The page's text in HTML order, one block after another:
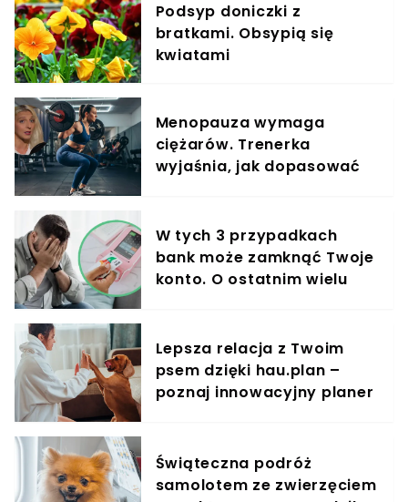
Podsyp doniczki z
bratkami. Obsypią się
kwiatami
Menopauza wymaga
ciężarów. Trenerka
wyjaśnia, jak dopasować
W tych 3 przypadkach
bank może zamknąć Twoje
konto. O ostatnim wielu
Lepsza relacja z Twoim
psem dzięki hau.plan –
poznaj innowacyjny planer
Świąteczna podróż
samolotem ze zwierzęciem